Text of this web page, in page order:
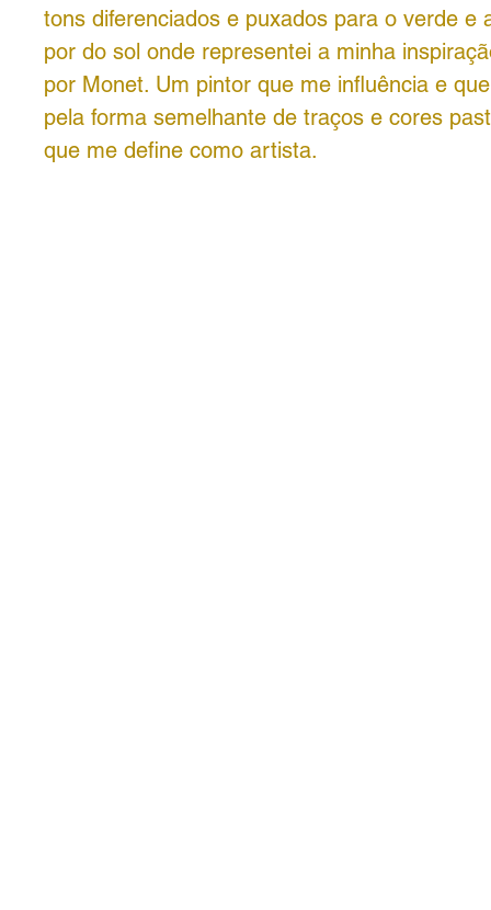
tons diferenciados e puxados para o verde e
por do sol onde representei a minha
por Monet. Um pintor que me influência e
pela forma semelhante de traços e cores
que me define como artista.